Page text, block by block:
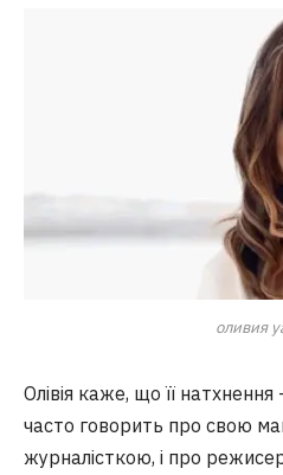
оливия
Олівія каже, що її
часто говорить про свою
журналісткою, і про